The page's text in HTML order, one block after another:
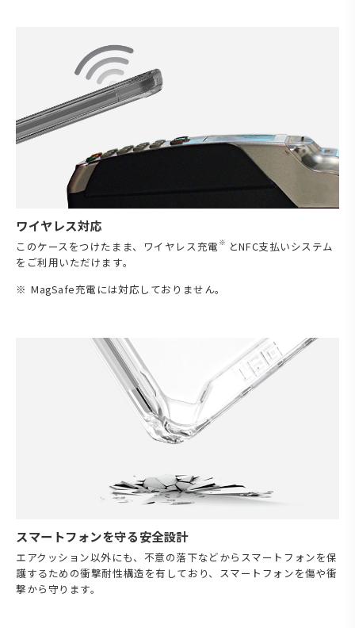
ワイヤレス対応
このケースをつけたまま、ワイヤレス充電 ※ とNFC支払いシステム
をご利用いただけます。
MagSafe充電には対応しておりません。
スマートフォンを守る安全設計
エアクッション以外にも、不意の落下などからスマートフォンを保
護するための衝撃耐性構造を有しており、スマートフォンを傷や衝
撃から守ります。